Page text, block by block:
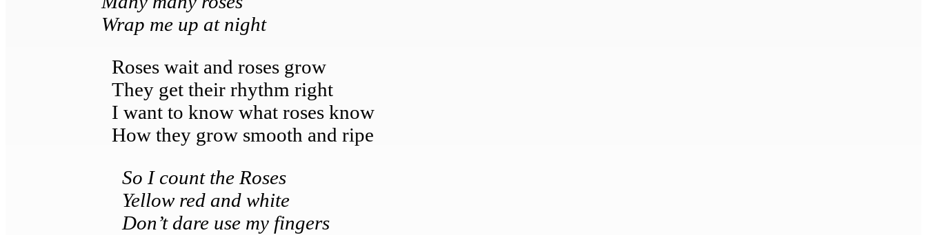
Wrap me up at night
Roses wait and roses grow
They get their rhythm right
I want to know what roses know
How they grow smooth and ripe
So I count the Roses
Yellow red and white
Don’t dare use my fingers